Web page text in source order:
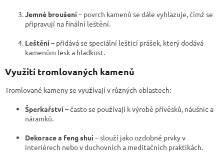
Jemné broušení– povrch kamenů se dále vyhlazuje, čímž se
připravují na finální leštění.
Leštění– přidává se speciální lešticí prášek, který dodává
kamenům lesk a hladkost.
Využití tromlovaných kamenů
Tromlované kameny se využívají v různých oblastech:
Šperkařství– často se používají k výrobě přívěsků, náušnic a
náramků.
Dekorace a feng shui – slouží jako ozdobné prvky v
interiérech nebo v duchovních a meditačních praktikách.